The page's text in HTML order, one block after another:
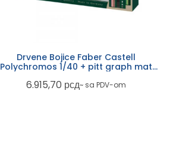
Drvene Bojice Faber Castell
Polychromos 1/40 + pitt graph mat
6.915,70 рсд~ sa PDV-om